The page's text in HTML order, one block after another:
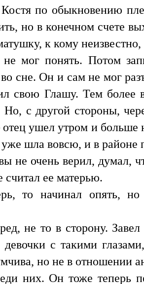
по обыкновению
но в конечном счете
к кому неизвестно,
не мог понять. Потом
сне. Он и сам не мог
свою Глашу. Тем более
с другой стороны,
ушел утром и больше
шла вовсю, и в районе
не очень верил,
ее матерью.
то начинал опять,
не то в сторону.
с такими
но не в отношении
них. Он тоже